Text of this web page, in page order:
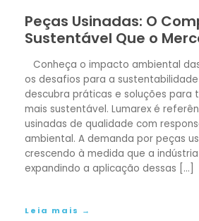
Peças Usinadas: O
Sustentável Que o
Conheça o impacto ambiental
os desafios para a
descubra práticas e soluções para
mais sustentável. Lumarex é
usinadas de qualidade com
ambiental. A demanda por peças
crescendo à medida que a
expandindo a aplicação dessas […]
Leia mais →